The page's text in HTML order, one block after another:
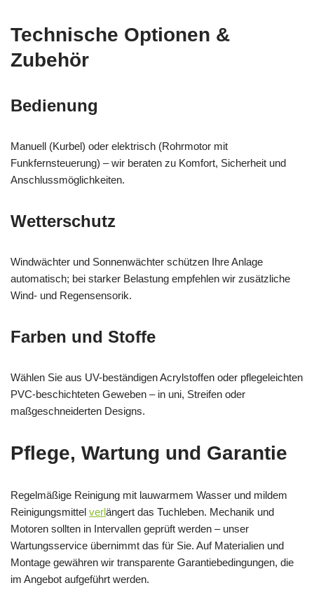
Technische Optionen &
Zubehör
Bedienung
Manuell (Kurbel) oder elektrisch (Rohrmotor mit
Funkfernsteuerung) – wir beraten zu Komfort, Sicherheit und
Anschlussmöglichkeiten.
Wetterschutz
Windwächter und Sonnenwächter schützen Ihre Anlage
automatisch; bei starker Belastung empfehlen wir zusätzliche
Wind- und Regensensorik.
Farben und Stoffe
Wählen Sie aus UV-beständigen Acrylstoffen oder pflegeleichten
PVC-beschichteten Geweben – in uni, Streifen oder
maßgeschneiderten Designs.
Pflege, Wartung und Garantie
Regelmäßige Reinigung mit lauwarmem Wasser und mildem
Reinigungsmittel verlängert das Tuchleben. Mechanik und
Motoren sollten in Intervallen geprüft werden – unser
Wartungsservice übernimmt das für Sie. Auf Materialien und
Montage gewähren wir transparente Garantiebedingungen, die
im Angebot aufgeführt werden.